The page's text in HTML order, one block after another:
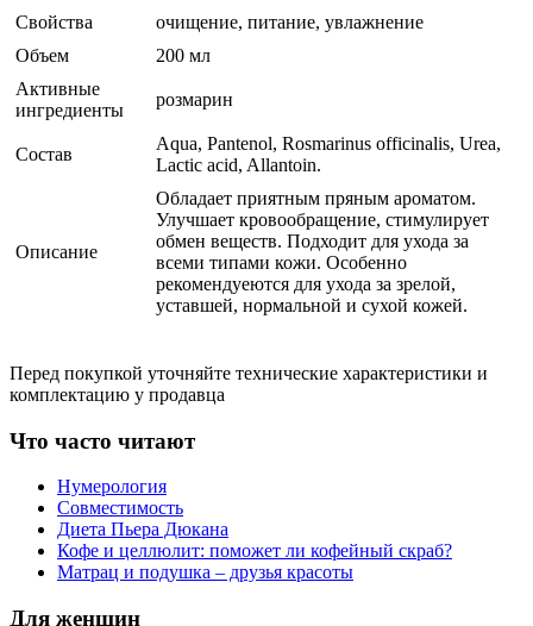
Свойства
очищение, питание, увлажнение
Объем
200 мл
Активные
ингредиенты
розмарин
Состав
Aqua, Pantenol, Rosmarinus officinalis, Urea,
Lactic acid, Allantoin.
Описание
Обладает приятным пряным ароматом.
Улучшает кровообращение, стимулирует
обмен веществ. Подходит для ухода за
всеми типами кожи. Особенно
рекомендуеются для ухода за зрелой,
уставшей, нормальной и сухой кожей.
Перед покупкой уточняйте технические характеристики и
комплектацию у продавца
Что часто читают
Нумерология
Совместимость
Диета Пьера Дюкана
Кофе и целлюлит: поможет ли кофейный скраб?
Матрац и подушка – друзья красоты
Для женщин